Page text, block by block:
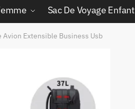
Sac De Voyage Enfant
Avion Extensible Business Usb